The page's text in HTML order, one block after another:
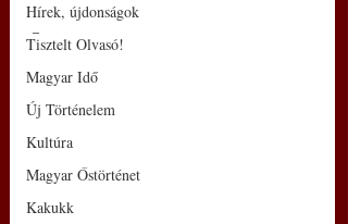
Hírek, újdonságok
Tisztelt Olvasó!
Magyar Idő
Új Történelem
Kultúra
Magyar Őstörténet
Kakukk
–